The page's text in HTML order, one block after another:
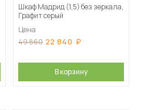
Шкаф Мадрид (1,5) без зеркала,
Графит серый
Цена
49 860 22 840
В корзину